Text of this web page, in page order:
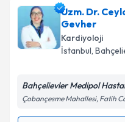
Uzm. Dr.
Gevher
Kardiyoloji
İstanbul,
Bahçelievler Medipol
Çobançesme Mahallesi, Fatih